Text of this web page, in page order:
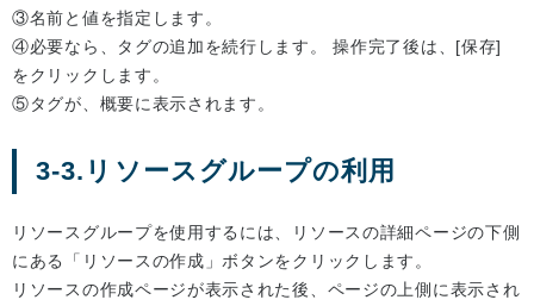
③名前と値を指定します。
④必要なら、タグの追加を続行します。 操作完了後は、[保存]
をクリックします。
⑤タグが、概要に表示されます。
3-3.リソースグループの利用
リソースグループを使用するには、リソースの詳細ページの下側
にある「リソースの作成」ボタンをクリックします。
リソースの作成ページが表示された後、ページの上側に表示され